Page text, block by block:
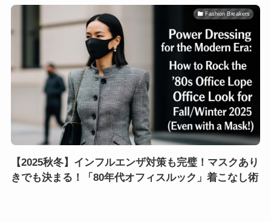
Fashion Breakers
【2025秋冬】インフルエンザ対策も完璧！マスクあり
きでも決まる！「80年代オフィスルック」着こなし術